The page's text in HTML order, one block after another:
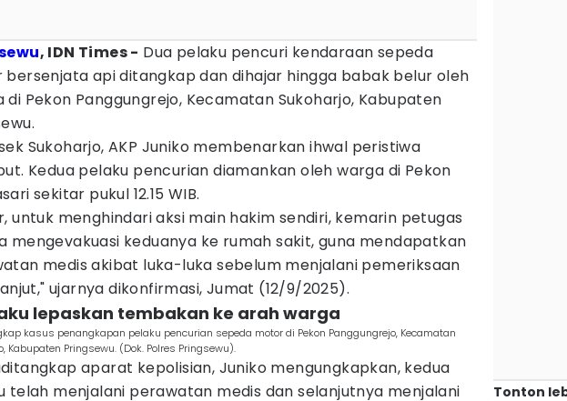
, IDN Times - Dua pelaku pencuri kendaraan sepeda
bersenjata api ditangkap dan dihajar hingga babak belur oleh
di Pekon Panggungrejo, Kecamatan Sukoharjo, Kabupaten
Sukoharjo, AKP Juniko membenarkan ihwal peristiwa
Kedua pelaku pencurian diamankan oleh warga di Pekon
sekitar pukul 12.15 WIB.
untuk menghindari aksi main hakim sendiri, kemarin petugas
mengevakuasi keduanya ke rumah sakit, guna mendapatkan
medis akibat luka-luka sebelum menjalani pemeriksaan
ujarnya dikonfirmasi, Jumat (12/9/2025).
lepaskan tembakan ke arah warga
kasus penangkapan pelaku pencurian sepeda motor di Pekon Panggungrejo, Kecamatan
Kabupaten Pringsewu. (Dok. Polres Pringsewu).
aparat kepolisian, Juniko mengungkapkan, kedua
telah menjalani perawatan medis dan selanjutnya menjalani
Tonton